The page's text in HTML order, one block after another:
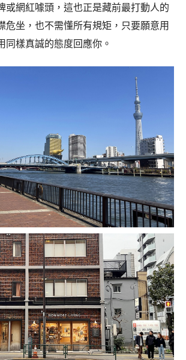
或網紅噱頭，這也正是藏前最打動人的
危坐，也不需懂所有規矩，只要願意用
同樣真誠的態度回應你。